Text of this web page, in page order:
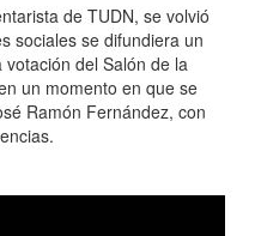
de TUDN, se volvió
sociales se difundiera un
del Salón de la
un momento en que se
Ramón Fernández, con